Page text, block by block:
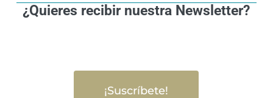
¿Quieres recibir nuestra Newsletter?
¡Suscríbete!